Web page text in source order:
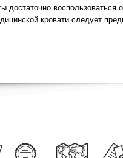
достаточно воспользоваться
кровати следует